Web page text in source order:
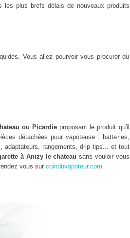
les plus brefs délais de nouveaux produits
Vous allez pourvoir vous procurer du
ou Picardie proposant le produit qu'il
détachées pour vapoteuse : batteries,
adaptateurs, rangements, drip tips... et tout
à Anizy le chateau sans vouloir vous
vous sur coinduvapoteur.com